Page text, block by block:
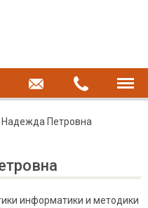
Надежда Петровна
информатики и методики